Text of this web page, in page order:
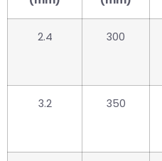
2.4 300
3.2 350